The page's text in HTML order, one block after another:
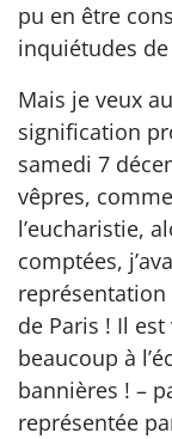
pu en être
inquiétudes de
Mais je veux
signification
samedi 7
vêpres,
l’eucharistie,
comptées,
de Paris ! Il
beaucoup à
bannières ! –
représentée